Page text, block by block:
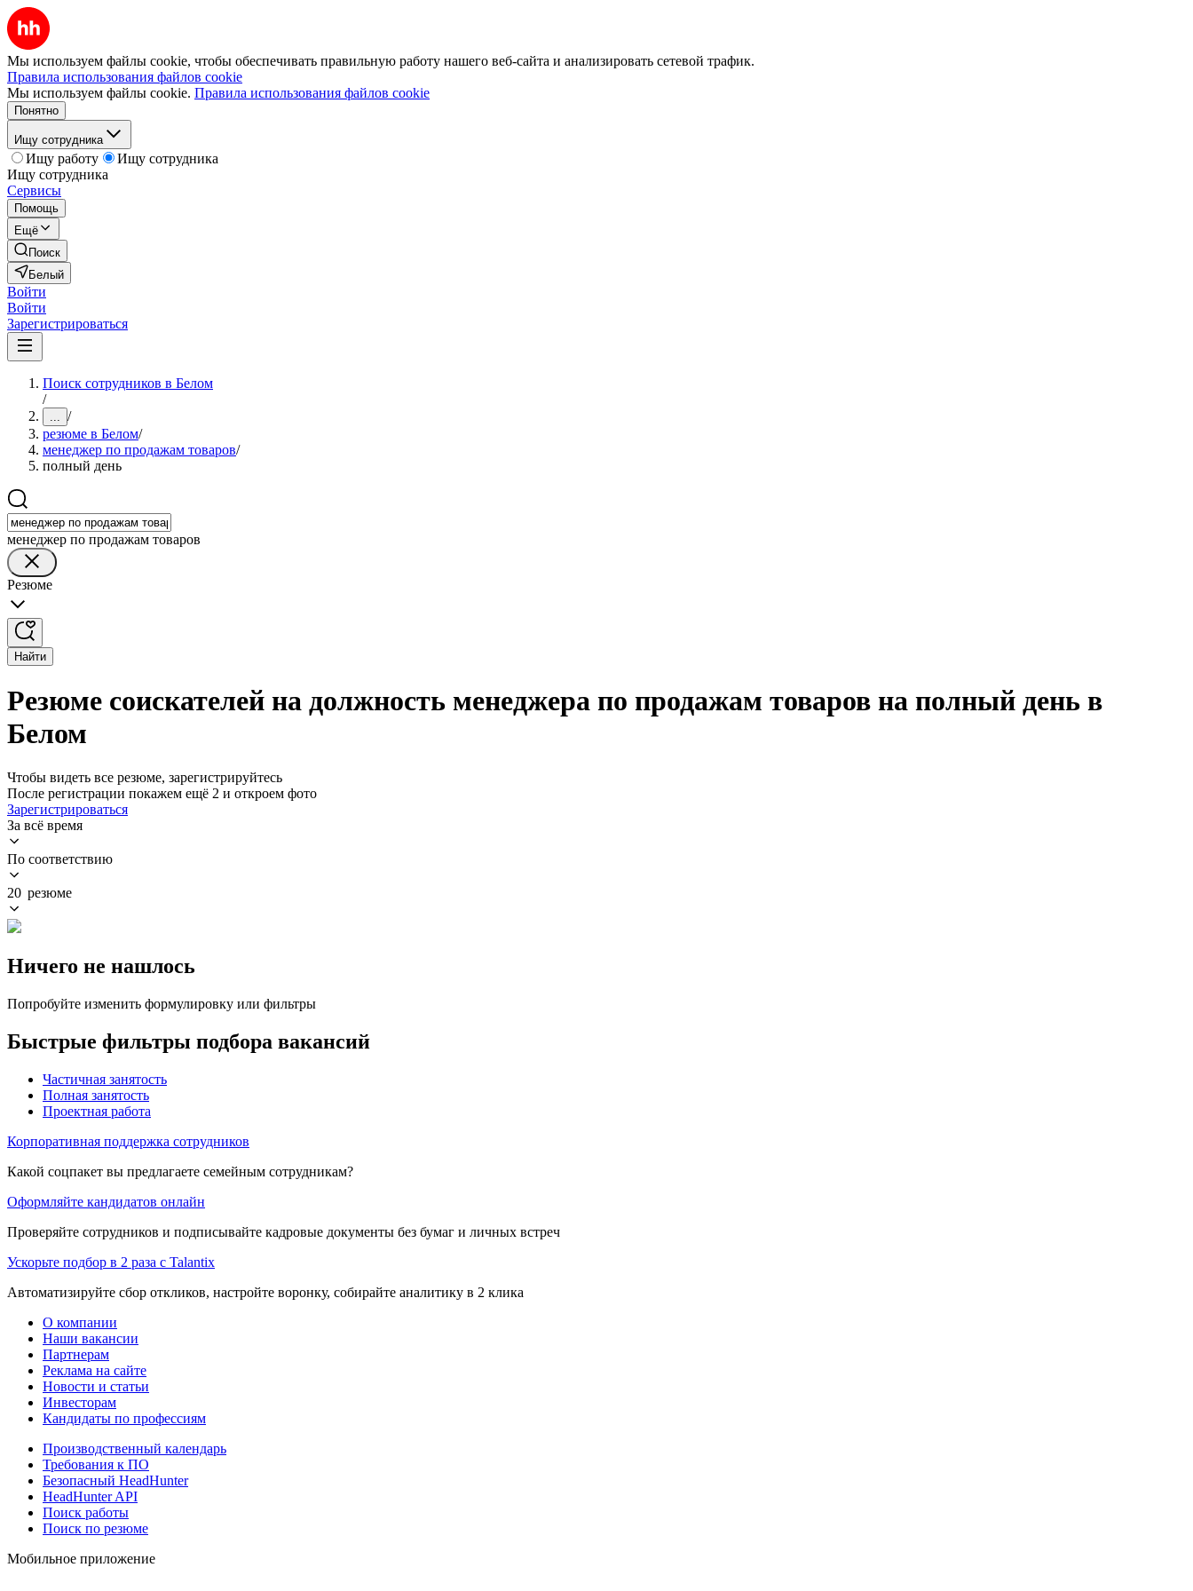
Мы используем файлы cookie, чтобы обеспечивать правильную работу нашего веб-сайта и анализировать сетевой трафик.
Правила использования файлов cookie
Мы используем файлы cookie. Правила использования файлов cookie
Понятно
Ищу сотрудника
Ищу работу
Ищу сотрудника
Ищу сотрудника
Сервисы
Помощь
Ещё
Поиск
Белый
Войти
Войти
Зарегистрироваться
Поиск сотрудников в Белом
/
... /
резюме в Белом/
менеджер по продажам товаров/
полный день
менеджер по продажам товаров
Резюме
Найти
Резюме соискателей на должность менеджера по продажам товаров на полный день в
Белом
Чтобы видеть все резюме, зарегистрируйтесь
После регистрации покажем ещё 2 и откроем фото
Зарегистрироваться
За всё время
По соответствию
20 резюме
Ничего не нашлось
Попробуйте изменить формулировку или фильтры
Быстрые фильтры подбора вакансий
Частичная занятость
Полная занятость
Проектная работа
Корпоративная поддержка сотрудников
Какой соцпакет вы предлагаете семейным сотрудникам?
Оформляйте кандидатов онлайн
Проверяйте сотрудников и подписывайте кадровые документы без бумаг и личных встреч
Ускорьте подбор в 2 раза с Talantix
Автоматизируйте сбор откликов, настройте воронку, собирайте аналитику в 2 клика
О компании
Наши вакансии
Партнерам
Реклама на сайте
Новости и статьи
Инвесторам
Кандидаты по профессиям
Производственный календарь
Требования к ПО
Безопасный HeadHunter
HeadHunter API
Поиск работы
Поиск по резюме
Мобильное приложение